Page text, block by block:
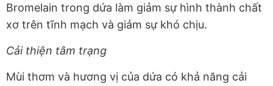
Bromelain trong dứa làm giảm sự hình thành chất
xơ trên tĩnh mạch và giảm sự khó chịu.
Cải thiện tâm trạng
Mùi thơm và hương vị của dứa có khả năng cải